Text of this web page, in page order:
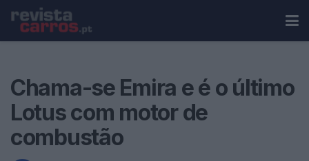
Chama-se Emira e é o último
Lotus com motor de
combustão